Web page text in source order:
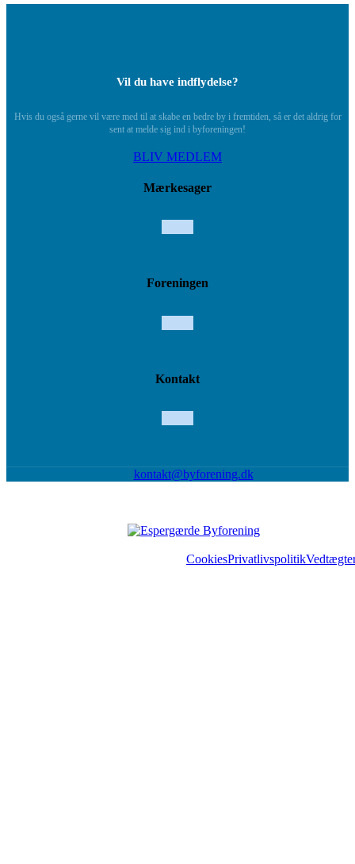
Vil du have indflydelse?
Hvis du også gerne vil være med til at skabe en bedre by i fremtiden, så er det aldrig for
sent at melde sig ind i byforeningen!
BLIV MEDLEM
Mærkesager
Foreningen
Kontakt
kontakt@byforening.dk
CookiesPrivatlivspolitik